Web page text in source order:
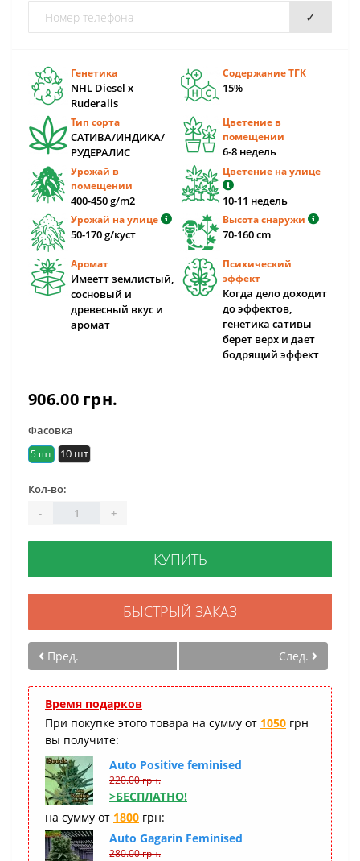
✓
Генетика
NHL Diesel x
Ruderalis
Содержание ТГК
15%
Тип сорта
САТИВА/ИНДИКА/
РУДЕРАЛИС
Цветение в
помещении
6-8 недель
Урожай в
помещении
400-450 g/m2
Цветение на улице
10-11 недель
Урожай на улице
50-170 g/куст
Высота снаружи
70-160 cm
Аромат
Имеетт землистый,
сосновый и
древесный вкус и
аромат
Психический
эффект
Когда дело доходит
до эффектов,
генетика сативы
берет верх и дает
бодрящий эффект
906.00 грн.
Фасовка
5 шт 10 шт
Кол-во:
-
+
КУПИТЬ
БЫСТРЫЙ ЗАКАЗ
Пред. След.
Время подарков
При покупке этого товара на сумму от 1050 грн
вы получите:
Auto Positive feminised
220.00 грн.
>БЕСПЛАТНО!
на сумму от 1800 грн:
Auto Gagarin Feminised
280.00 грн.